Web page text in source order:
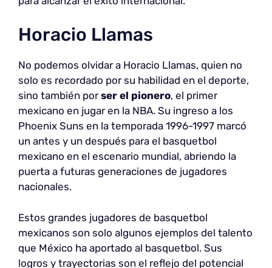
Horacio Llamas
No podemos olvidar a Horacio Llamas, quien no
solo es recordado por su habilidad en el deporte,
sino también porser el pionero, el primer
mexicano en jugar en la NBA. Su ingreso a los
Phoenix Suns en la temporada 1996-1997 marcó
un antes y un después para el basquetbol
mexicano en el escenario mundial, abriendo la
puerta a futuras generaciones de jugadores
nacionales.
Estos grandes jugadores de basquetbol
mexicanos son solo algunos ejemplos del talento
que México ha aportado al basquetbol. Sus
logros y trayectorias son el reflejo del potencial